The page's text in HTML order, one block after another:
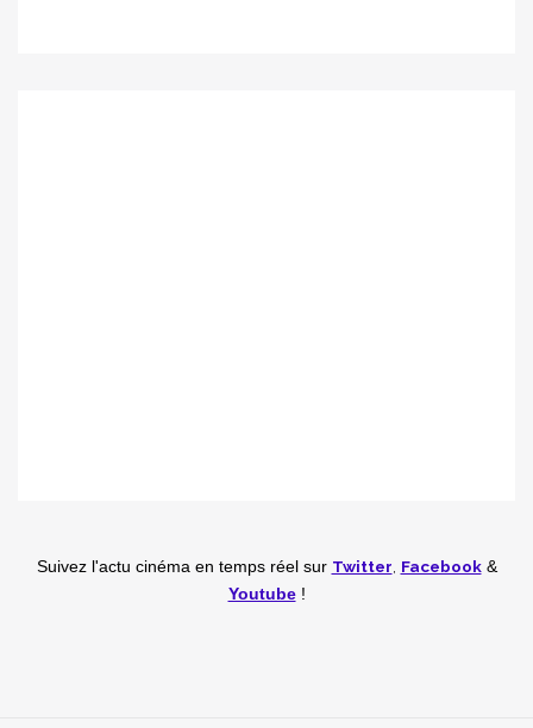
Suivez l'actu cinéma en temps réel sur Twitter Facebook&
Youtube!